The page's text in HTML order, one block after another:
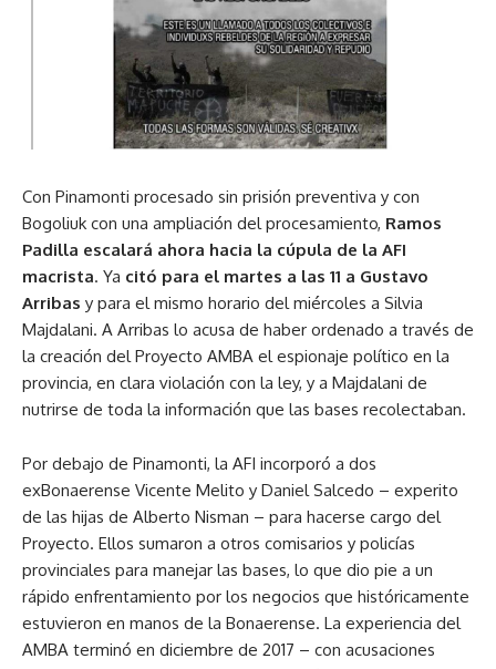
Con Pinamonti procesado sin prisión preventiva y con
Bogoliuk con una ampliación del procesamiento, Ramos
Padilla escalará ahora hacia la cúpula de la AFI
macrista. Ya citó para el martes a las 11 a Gustavo
Arribas y para el mismo horario del miércoles a Silvia
Majdalani. A Arribas lo acusa de haber ordenado a través de
la creación del Proyecto AMBA el espionaje político en la
provincia, en clara violación con la ley, y a Majdalani de
nutrirse de toda la información que las bases recolectaban.
Por debajo de Pinamonti, la AFI incorporó a dos
exBonaerense Vicente Melito y Daniel Salcedo – experito
de las hijas de Alberto Nisman – para hacerse cargo del
Proyecto. Ellos sumaron a otros comisarios y policías
provinciales para manejar las bases, lo que dio pie a un
rápido enfrentamiento por los negocios que históricamente
estuvieron en manos de la Bonaerense. La experiencia del
AMBA terminó en diciembre de 2017 – con acusaciones